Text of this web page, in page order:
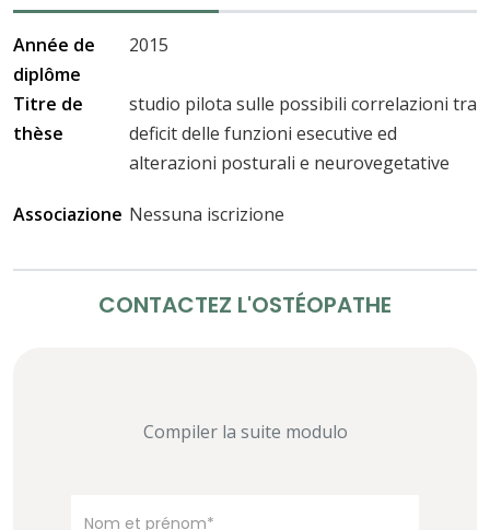
Année de
diplôme
2015
Titre de
thèse
studio pilota sulle possibili correlazioni tra
deficit delle funzioni esecutive ed
alterazioni posturali e neurovegetative
Associazione Nessuna iscrizione
CONTACTEZ L'OSTÉOPATHE
Compiler la suite modulo